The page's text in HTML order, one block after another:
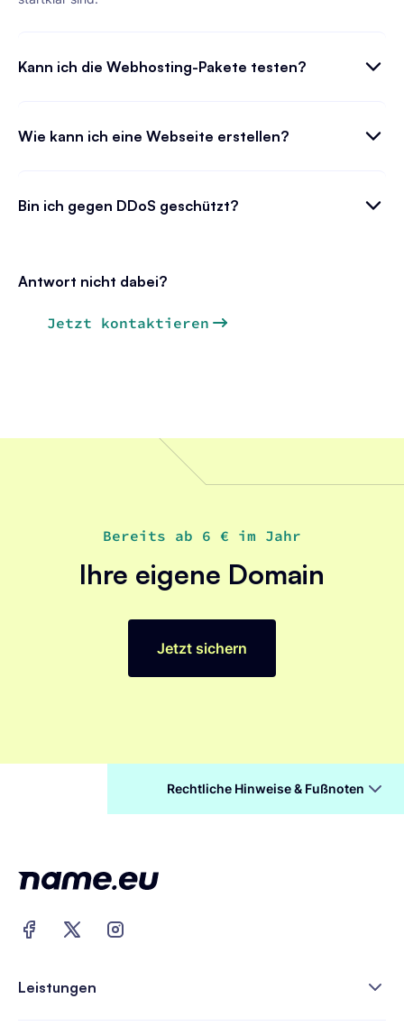
Kann ich die Webhosting-Pakete testen?
Wie kann ich eine Webseite erstellen?
Bin ich gegen DDoS geschützt?
Antwort nicht dabei?
Jetzt kontaktieren
Bereits ab 6 € im Jahr
Ihre eigene Domain
Jetzt sichern
Rechtliche Hinweise & Fußnoten
Leistungen